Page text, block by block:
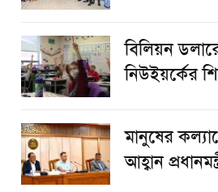
বিলিয়ন
নিউইয়র্কের
মানুষের
আহ্বান